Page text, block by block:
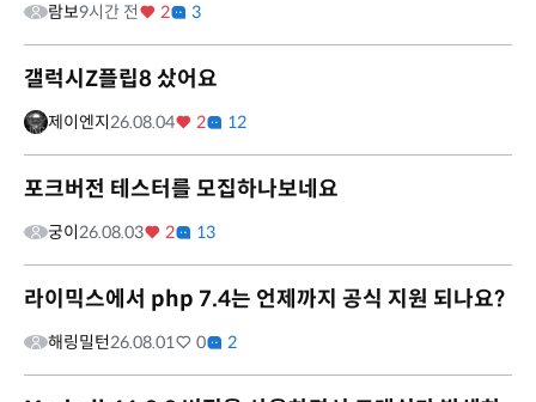
람보9시간 전 2 3
갤럭시Z플립8 샀어요
제이엔지26.08.04 2 12
포크버전 테스터를 모집하나보네요
궁이26.08.03 2 13
라이믹스에서 php 7.4는 언제까지 공식 지원 되나요?
해링밀턴26.08.01 0 2